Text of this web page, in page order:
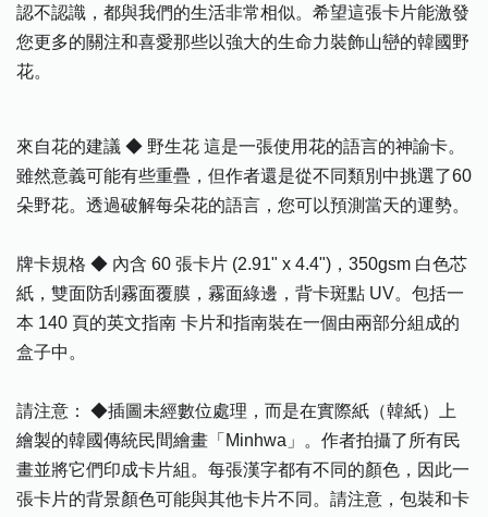
認不認識，都與我們的生活非常相似。希望這張卡片能激發
您更多的關注和喜愛那些以強大的生命力裝飾山巒的韓國野
花。
來自花的建議 ◆ 野生花 這是一張使用花的語言的神諭卡。
雖然意義可能有些重疊，但作者還是從不同類別中挑選了60
朵野花。透過破解每朵花的語言，您可以預測當天的運勢。
牌卡規格 ◆ 內含 60 張卡片 (2.91" x 4.4")，350gsm 白色芯
紙，雙面防刮霧面覆膜，霧面綠邊，背卡斑點 UV。包括一
本 140 頁的英文指南 卡片和指南裝在一個由兩部分組成的
盒子中。
請注意： ◆插圖未經數位處理，而是在實際紙（韓紙）上
繪製的韓國傳統民間繪畫「Minhwa」。作者拍攝了所有民
畫並將它們印成卡片組。每張漢字都有不同的顏色，因此一
張卡片的背景顏色可能與其他卡片不同。請注意，包裝和卡